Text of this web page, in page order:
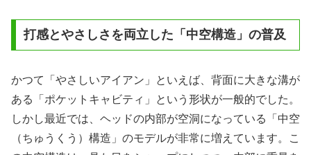
打感とやさしさを両立した「中空構造」の普及
かつて「やさしいアイアン」といえば、背面に大きな溝が
ある「ポケットキャビティ」という形状が一般的でした。
しかし最近では、ヘッドの内部が空洞になっている「中空
（ちゅうくう）構造」のモデルが非常に増えています。こ